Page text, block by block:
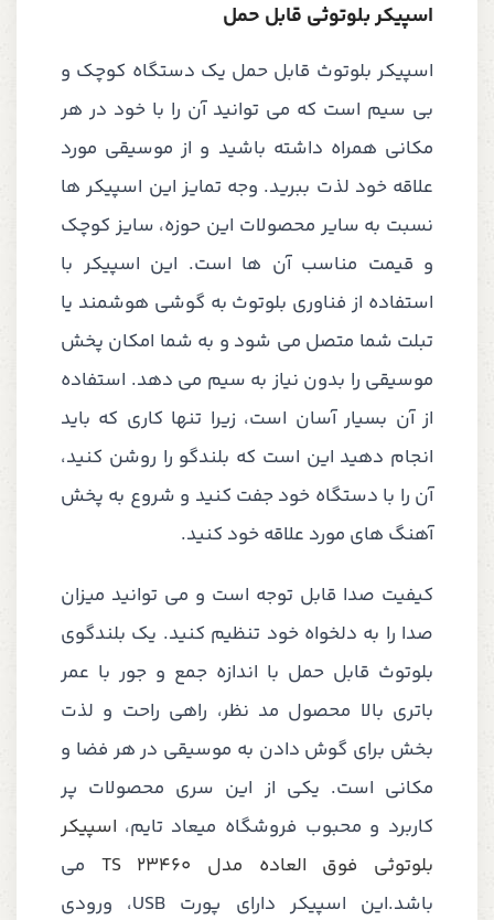
اسپیکر بلوتوثی قابل حمل
اسپیکر بلوتوث قابل حمل یک دستگاه کوچک و
بی سیم است که می توانید آن را با خود در هر
مکانی همراه داشته باشید و از موسیقی مورد
علاقه خود لذت ببرید. وجه تمایز این اسپیکر ها
نسبت به سایر محصولات این حوزه، سایز کوچک
و قیمت مناسب آن ها است. این اسپیکر با
استفاده از فناوری بلوتوث به گوشی هوشمند یا
تبلت شما متصل می شود و به شما امکان پخش
موسیقی را بدون نیاز به سیم می دهد. استفاده
از آن بسیار آسان است، زیرا تنها کاری که باید
انجام دهید این است که بلندگو را روشن کنید،
آن را با دستگاه خود جفت کنید و شروع به پخش
آهنگ های مورد علاقه خود کنید.
کیفیت صدا قابل توجه است و می توانید میزان
صدا را به دلخواه خود تنظیم کنید. یک بلندگوی
بلوتوث قابل حمل با اندازه جمع و جور با عمر
باتری بالا محصول مد نظر، راهی راحت و لذت
بخش برای گوش دادن به موسیقی در هر فضا و
مکانی است. یکی از این سری محصولات پر
کاربرد و محبوب فروشگاه میعاد تایم، اسپیکر
بلوتوثی فوق العاده مدل TS 23460
می
باشد.این اسپیکر دارای پورت USB، ورودی